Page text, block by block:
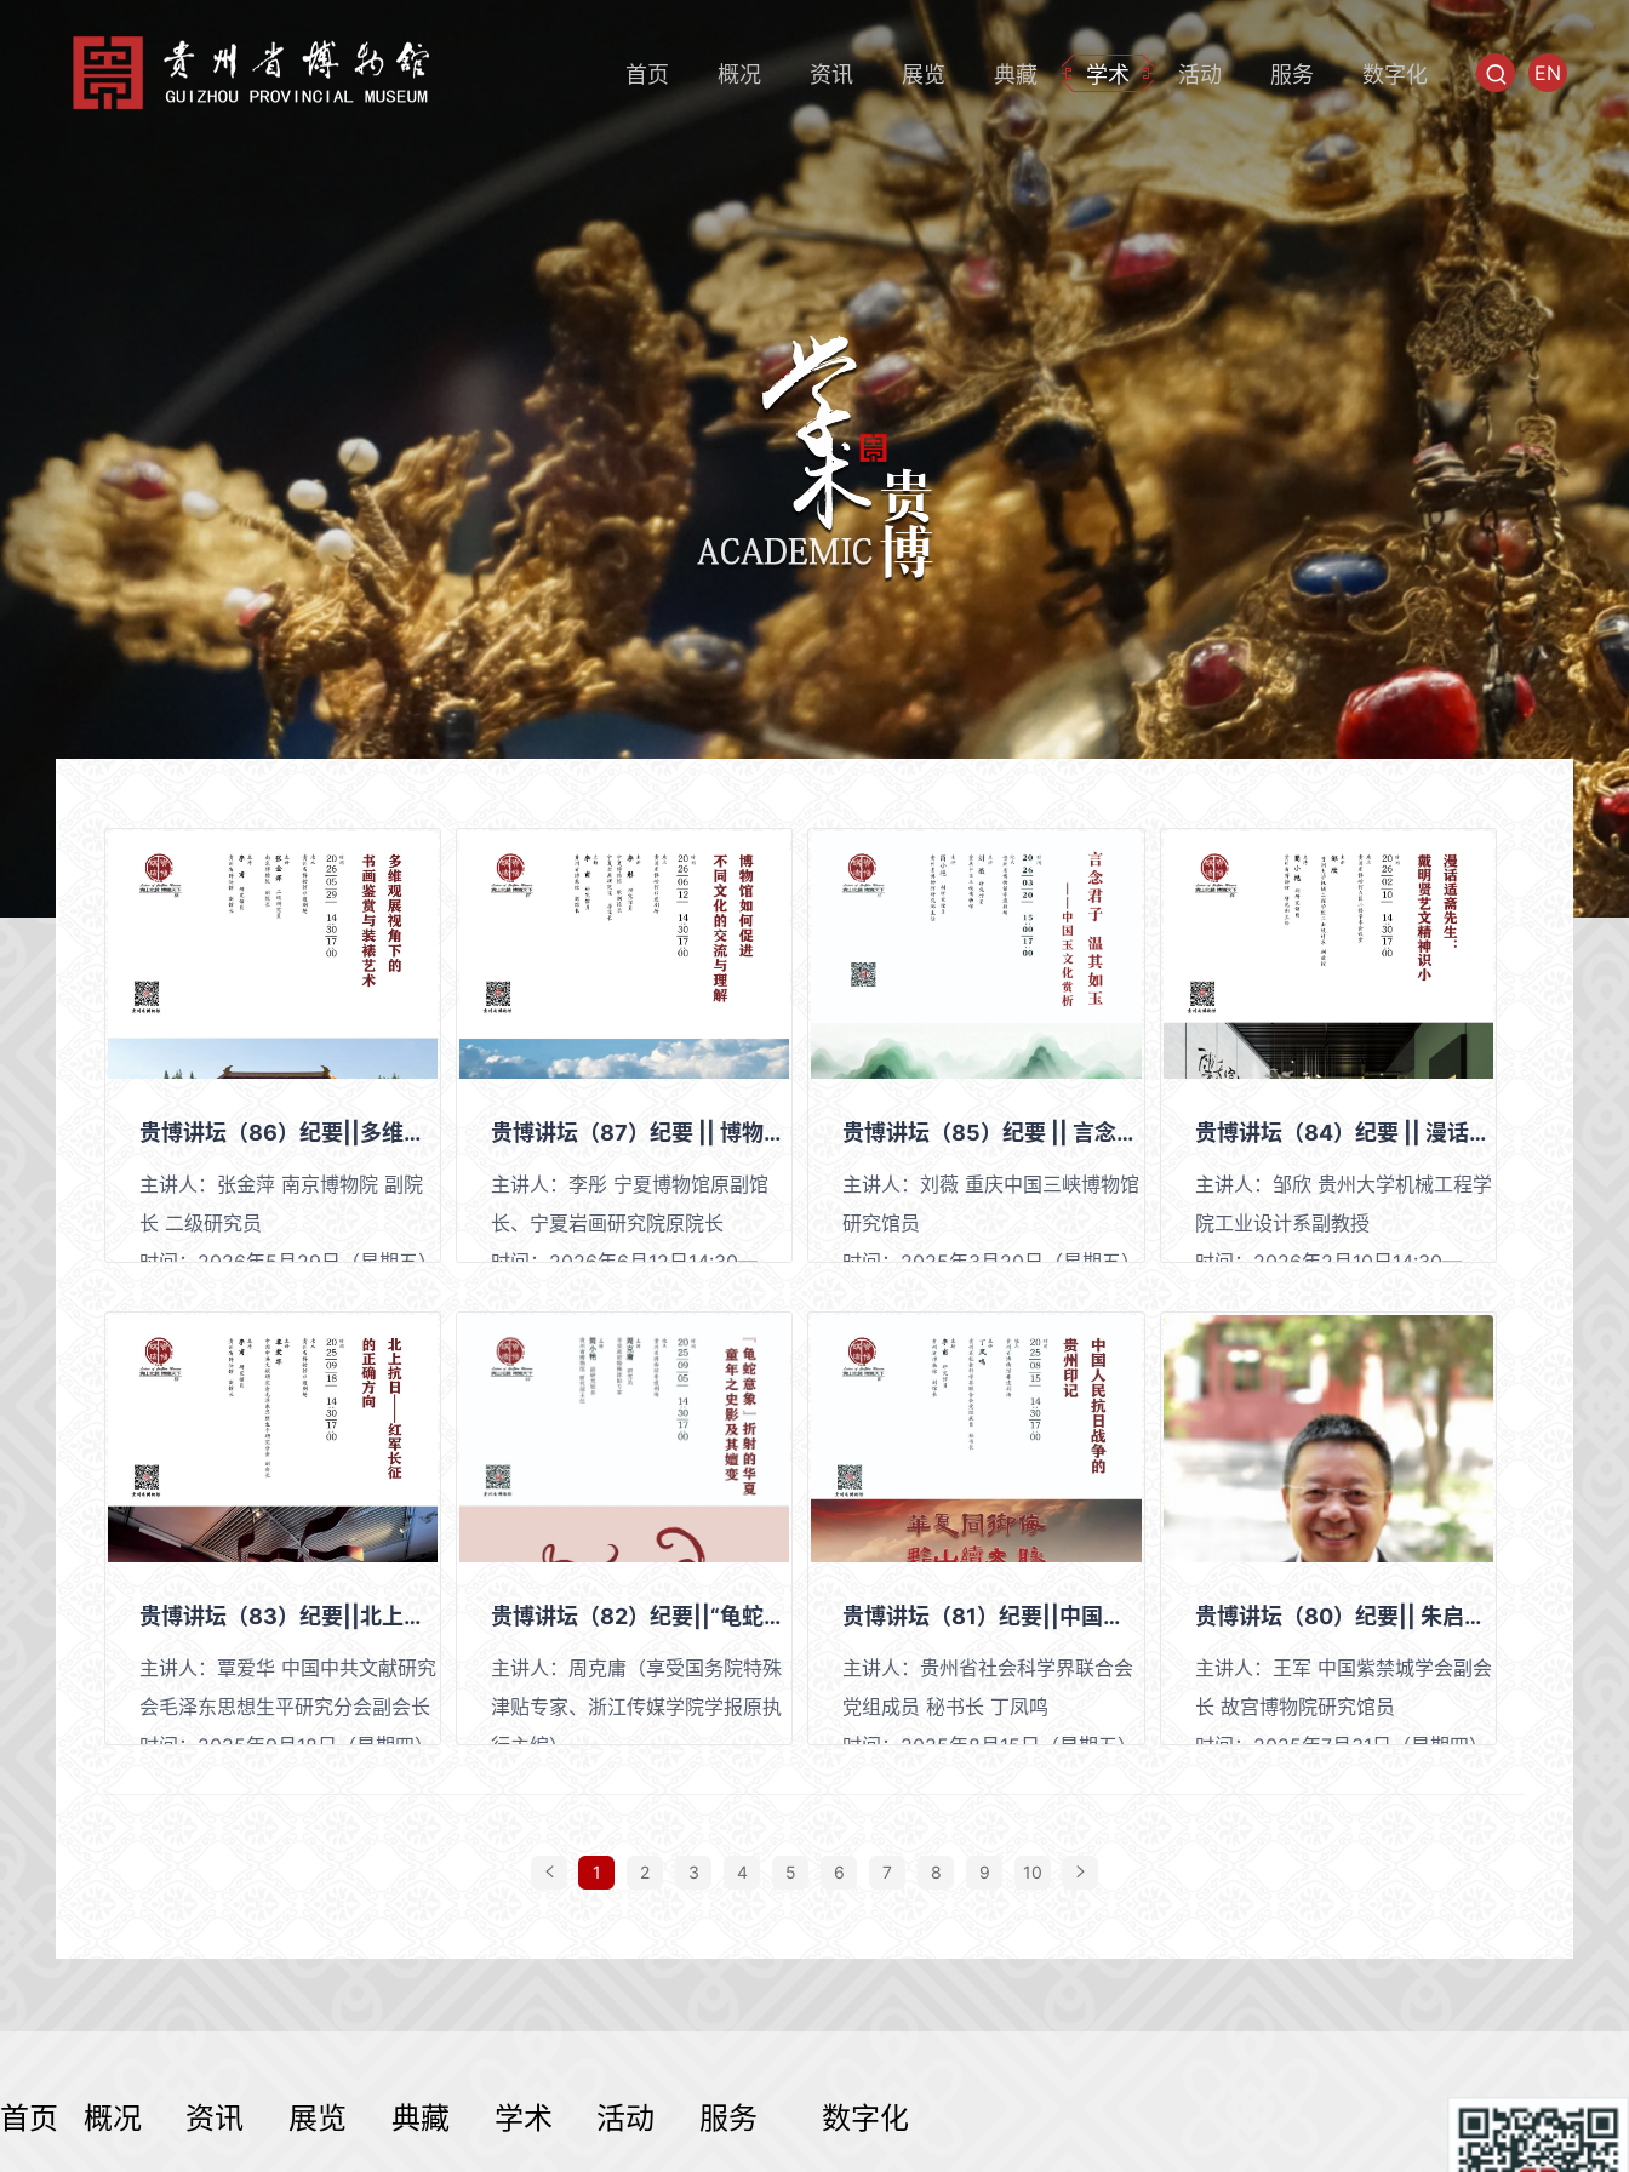
首页 概况 资讯 展览 典藏 学术 活动 服务 数字化 EN
贵博讲坛（86）纪要||多维观展视角下的书画鉴赏与装裱艺术
主讲人：张金萍 南京博物院 副院
长 二级研究员
时间：2026年5月29日（星期五）
地点：贵州省博物馆非遗剧场
贵博讲坛（87）纪要 || 博物馆如何促进不同文化的交流与理解
主讲人：李彤 宁夏博物馆原副馆
长、宁夏岩画研究院原院长
时间：2026年6月12日14:30—
地点：贵州省博物馆非遗剧场
贵博讲坛（85）纪要 || 言念君子 温其 如玉——中国玉文化赏析
主讲人：刘薇 重庆中国三峡博物馆
研究馆员
时间：2025年3月20日（星期五）
地点：贵州省博物馆非遗剧场
贵博讲坛（84）纪要 || 漫话适斋先生：戴明贤艺文 精神识小
主讲人：邹欣 贵州大学机械工程学
院工业设计系副教授
时间：2026年2月10日14:30—
地点：贵州省博物馆A区二楼学术
会议室
贵博讲坛（83）纪要||北上抗日——红军长征的正确方向
主讲人：覃爱华 中国中共文献研究
会毛泽东思想生平研究分会副会长
时间：2025年9月18日（星期四）
贵博讲坛（82）纪要||“龟蛇意象折射的华夏童年之史影及其嬗变”
主讲人：周克庸（享受国务院特殊
津贴专家、浙江传媒学院学报原执
行主编）
地点：贵州省博物馆非遗剧场
贵博讲坛（81）纪要||中国人民抗日战争的贵州印记
主讲人：贵州省社会科学界联合会
党组成员 秘书长 丁凤鸣
时间：2025年8月15日（星期五）
贵博讲坛（80）纪要|| 朱启钤“沟通儒匠”论探义
主讲人：王军 中国紫禁城学会副会
长 故宫博物院研究馆员
时间：2025年7月31日（星期四）
1 2 3 4 5 6 7 8 9 10
首页 概况 资讯 展览 典藏 学术 活动 服务 数字化